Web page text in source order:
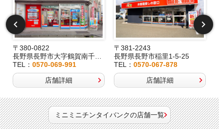
〒380-0822
長野県長野市大字鶴賀南千歳町826
TEL： 0570-069-991
店舗詳細
〒381-2243
長野県長野市稲里1-5-25
TEL：0570-067-878
店舗詳細
ミニミニチンタイバンクの店舗一覧